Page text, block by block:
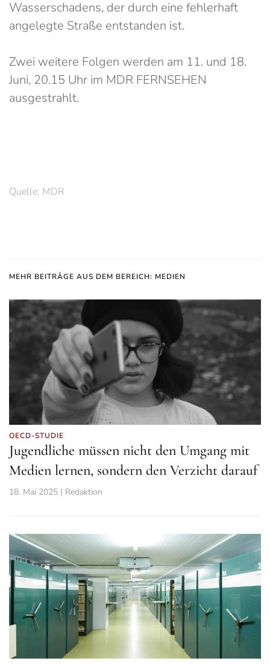
Wasserschadens, der durch eine fehlerhaft
angelegte Straße entstanden ist.
Zwei weitere Folgen werden am 11. und 18.
Juni, 20.15 Uhr im MDR FERNSEHEN
ausgestrahlt.
Quelle: MDR
MEHR BEITRÄGE AUS DEM BEREICH: MEDIEN
OECD-STUDIE
Jugendliche müssen nicht den Umgang mit
Medien lernen, sondern den Verzicht darauf
18. Mai 2025 | Redaktion